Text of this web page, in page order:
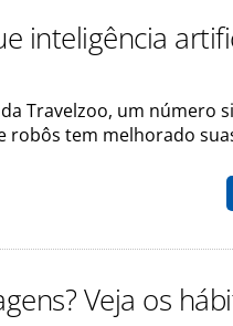
inteligência
Travelzoo, um número
robôs tem melhorado
Veja os